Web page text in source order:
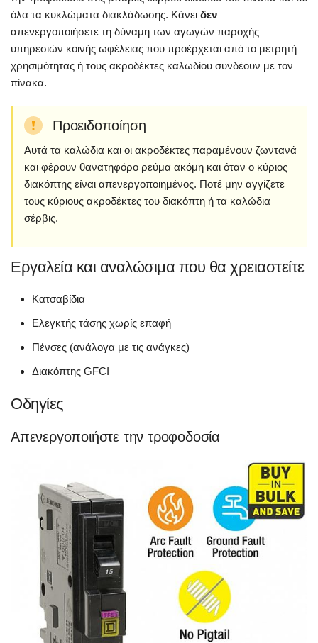
όλα τα κυκλώματα διακλάδωσης. Κάνει δεν
απενεργοποιήσετε τη δύναμη των αγωγών παροχής
υπηρεσιών κοινής ωφέλειας που προέρχεται από το μετρητή
χρησιμότητας ή τους ακροδέκτες καλωδίου συνδέουν με τον
πίνακα.
Προειδοποίηση
Αυτά τα καλώδια και οι ακροδέκτες παραμένουν ζωντανά
και φέρουν θανατηφόρο ρεύμα ακόμη και όταν ο κύριος
διακόπτης είναι απενεργοποιημένος. Ποτέ μην αγγίζετε
τους κύριους ακροδέκτες του διακόπτη ή τα καλώδια
σέρβις.
Εργαλεία και αναλώσιμα που θα χρειαστείτε
Κατσαβίδια
Ελεγκτής τάσης χωρίς επαφή
Πένσες (ανάλογα με τις ανάγκες)
Διακόπτης GFCI
Οδηγίες
Απενεργοποιήστε την τροφοδοσία